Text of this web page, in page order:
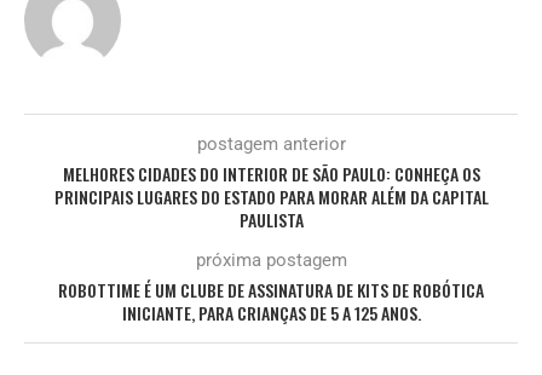
postagem anterior
MELHORES CIDADES DO INTERIOR DE SÃO PAULO: CONHEÇA OS
PRINCIPAIS LUGARES DO ESTADO PARA MORAR ALÉM DA CAPITAL
PAULISTA
próxima postagem
ROBOTTIME É UM CLUBE DE ASSINATURA DE KITS DE ROBÓTICA
INICIANTE, PARA CRIANÇAS DE 5 A 125 ANOS.